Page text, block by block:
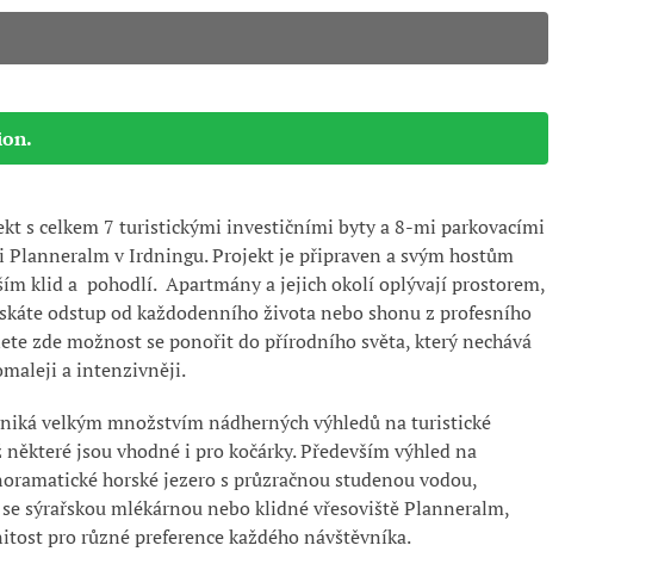
s celkem 7 turistickými investičními bytya8-mi parkovacími
Planneralmv Irdningu.Projekt je připraven a svým hostům
klid a pohodlí. Apartmány a jejich okolí oplývají prostorem,
odstup od každodenního života nebo shonu z profesního
zde možnost se ponořit do přírodního světa, který nechává
a intenzivněji.
velkým množstvím nádherných výhledů na turistické
některé jsou vhodné i pro kočárky. Především výhled na
horské jezero s průzračnou studenou vodou,
se sýrařskou mlékárnou nebo klidné vřesoviště Planneralm,
prorůzné preference každého návštěvníka.